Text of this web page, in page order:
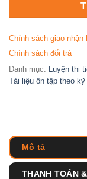
Chính sách giao nhận
Chính sách đổi trả
Danh mục: Luyện thi
Tài liệu ôn tập theo kỹ
Mô tả
THANH TOÁN